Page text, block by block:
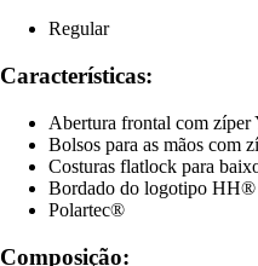
Regular
Características:
Abertura frontal com
Bolsos para as mãos com
Costuras flatlock para
Bordado do logotipo HH®
Polartec®
Composição: